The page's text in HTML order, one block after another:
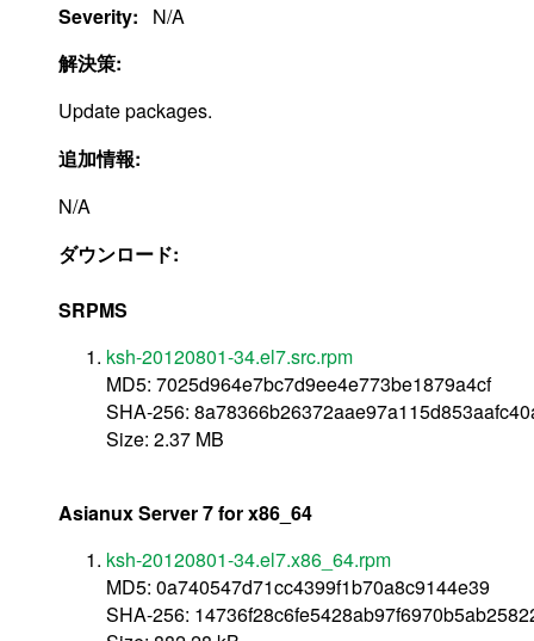
Severity:
N/A
解決策:
Update packages.
追加情報:
N/A
ダウンロード:
SRPMS
ksh-20120801-34.el7.src.rpm
MD5: 7025d964e7bc7d9ee4e773be1879a4cf
SHA-256:
Size: 2.37 MB
Asianux Server 7 for x86_64
ksh-20120801-34.el7.x86_64.rpm
MD5: 0a740547d71cc4399f1b70a8c9144e39
SHA-256: